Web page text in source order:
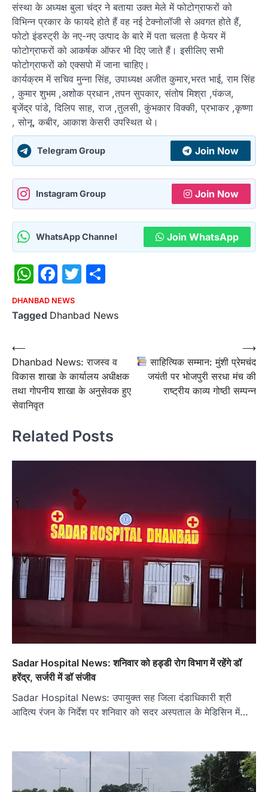
संस्था के अध्यक्ष बुला चंद्र ने बताया उक्त मेले में फोटोग्राफरों को
विभिन्न प्रकार के फायदे होते हैं वह नई टेक्नोलॉजी से अवगत होते हैं,
फोटो इंडस्ट्री के नए-नए उत्पाद के बारे में पता चलता है फेयर में
फोटोग्राफरों को आकर्षक ऑफर भी दिए जाते हैं। इसीलिए सभी
फोटोग्राफरों को एक्सपो में जाना चाहिए।
कार्यक्रम में सचिव मुन्ना सिंह, उपाध्यक्ष अजीत कुमार,भरत भाई, राम सिंह
, कुमार शुभम ,अशोक प्रधान ,तपन सुपकार, संतोष मिश्रा ,पंकज,
बृजेंद्र पांडे, दिलिप साह, राज ,तुलसी, कुंभकार विक्की, प्रभाकर ,कृष्णा
, सोनू, कबीर, आकाश केसरी उपस्थित थे।
Telegram Group Join Now
Instagram Group Join Now
WhatsApp Channel Join WhatsApp
WhatsApp
Facebook
Twitter
DHANBAD NEWS
Tagged Dhanbad News
Post
navigation
⟵
Dhanbad News: राजस्व व
विकास शाखा के कार्यालय अधीक्षक
तथा गोपनीय शाखा के अनुसेवक हुए
सेवानिवृत
साहित्यिक सम्मान: मुंशी प्रेमचंद
जयंती पर भोजपुरी सरधा मंच की
राष्ट्रीय काव्य गोष्ठी सम्पन्न
⟶
Related Posts
Sadar Hospital News: शनिवार को हड्डी रोग विभाग में रहेंगे डॉ
हरेंद्र, सर्जरी में डॉ संजीव
Sadar Hospital News: उपायुक्त सह जिला दंडाधिकारी श्री
आदित्य रंजन के निर्देश पर शनिवार को सदर अस्पताल के मेडिसिन में…